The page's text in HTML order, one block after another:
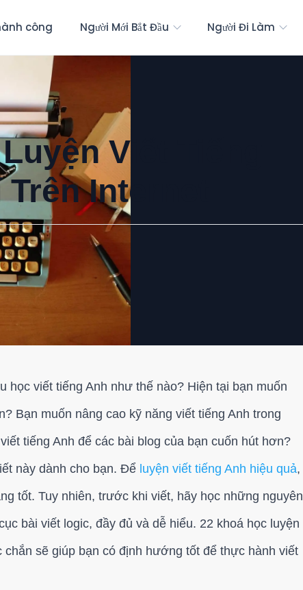
công Người Mới Bắt Đầu Người Đi Làm
Viết Tiếng
Internet
học viết tiếng Anh như thế nào? Hiện tại bạn muốn
Bạn muốn nâng cao kỹ năng viết tiếng Anh trong
tiếng Anh để các bài blog của bạn cuốn hút hơn?
này dành cho bạn. Để luyện viết tiếng Anh hiệu quả,
tốt. Tuy nhiên, trước khi viết, hãy học những nguyên
bài viết logic, đầy đủ và dễ hiểu. 22 khoá học luyện
sẽ giúp bạn có định hướng tốt để thực hành viết